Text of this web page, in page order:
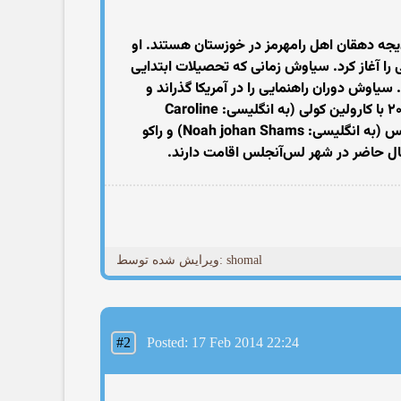
دهقان اهل رامهرمز در خوزستان هستند. او
آغاز کرد. سیاوش زمانی که تحصیلات ابتدایی
سیاوش دوران راهنمایی را در آمریکا گذراند و
پس از پایان دبیرستان وارد دانشگاه کالیفرنیا شده و در رشته موسیقی و کامپیوتر به تحصیل می‌پردازد. سیاوش در سال ۲۰۰۳ با کارولین کولی (به انگلیسی: Caroline
Cooley) که مدیر برنامه‌هایش بود و حدود بیست سال با هم دوست بودند، ازدواج کرد و دو پسر به نام‌های نوآ یوهان شمس (به انگلیسی: Noah johan Shams) و راکو
ویرایش شده توسط: shomal
#2 Posted: 17 Feb 2014 22:24